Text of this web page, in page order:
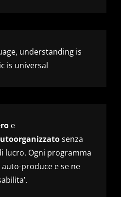
understanding is
is universal
e
senza
lucro. Ogni programma
auto-produce e se ne